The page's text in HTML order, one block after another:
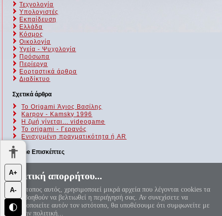
Τεχνολογία
Υπολογιστές
Εκπαίδευση
Ελλάδα
Κόσμος
Οικολογία
Υγεία - Ψυχολογία
Πρόσωπα
Περίεργα
Εορταστικά άρθρα
Διαδίκτυο
Σχετικά άρθρα
Το Origami Άγιος Βασίλης
Karpov - Kamsky 1996
Η ζωή γίνεται... videogame
Το origami - Γερανός
Ενισχυμένη πραγματικότητα ή AR
Online Επισκέπτες
Αυτήν τη στιγμή επισκέπτονται τον ιστότοπό μας 97 guests και
κανένα μέλος
«Αεί ο Θεός ο Μέγας γεωμετρεί, το κύκλου μήκος ίνα
ορίση διαμέτρω, παρήγαγεν αριθμόν απέραντον, καί όν,
φεύ, ουδέποτε όλον θνητοί θα εύρωσι.»
π=3.1415926535897932384626...
Πολιτική απορρήτου...
Ο ιστότοπος αυτός, χρησιμοποιεί μικρά αρχεία που λέγονται cookies τα
οποία βοηθούν να βελτιωθεί η περιήγησή σας. Αν συνεχίσετε να
χρησιμοποιείτε αυτόν τον ιστότοπο, θα υποθέσουμε ότι συμφωνείτε με
αυτή την πολιτική...
Α+
Α-
🌓